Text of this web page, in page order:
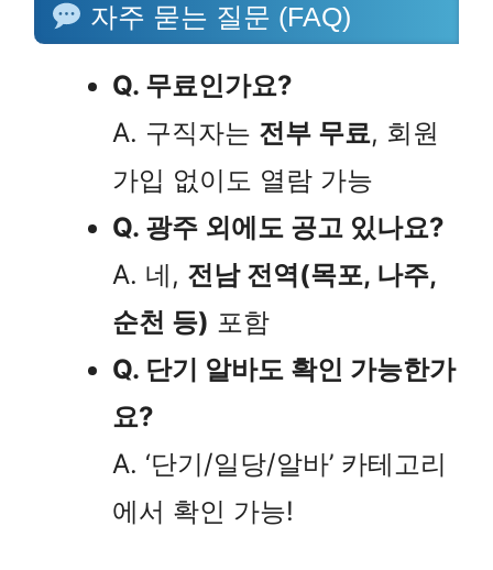
자주 묻는 질문 (FAQ)
Q. 무료인가요?
A. 구직자는 전부 무료, 회원
가입 없이도 열람 가능
Q. 광주 외에도 공고 있나요?
A. 네, 전남 전역(목포, 나주,
순천 등) 포함
Q. 단기 알바도 확인 가능한가
요?
A. ‘단기/일당/알바’ 카테고리
에서 확인 가능!